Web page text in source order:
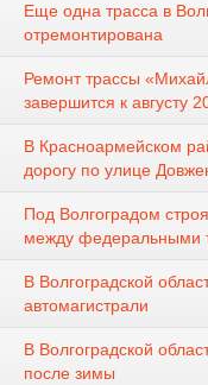
Еще одна трасса в
отремонтирована
Ремонт трассы
завершится к августу
В Красноармейском
дорогу по улице
Под Волгоградом
между федеральными
В Волгоградской
автомагистрали
В Волгоградской
после зимы